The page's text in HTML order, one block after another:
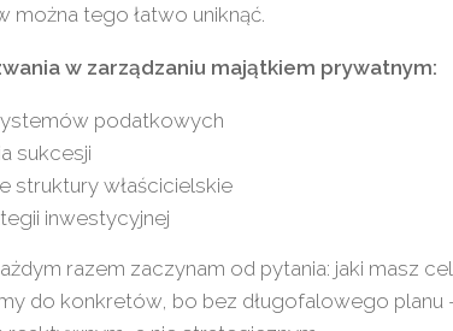
tego łatwo uniknąć.
w zarządzaniu majątkiem prywatnym:
podatkowych
sukcesji
struktury właścicielskie
inwestycyjnej
razem zaczynam od pytania: jaki masz
do konkretów, bo bez długofalowego planu